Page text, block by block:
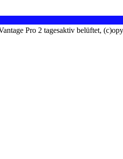
Pro 2 tagesaktiv belüftet,